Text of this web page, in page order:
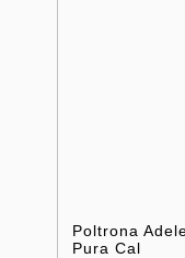
Poltrona
Pura Cal